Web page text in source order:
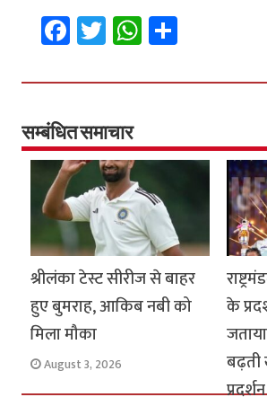
Fa
ce
b
o
o
k
T
wi
tt
er
W
h
at
p
p
S
h
ar
सम्बंधित समाचार
श्रीलंका टेस्ट सीरीज से बाहर
हुए बुमराह, आकिब नबी को
मिला मौका
August 3, 2026
के
प्रदर्शन